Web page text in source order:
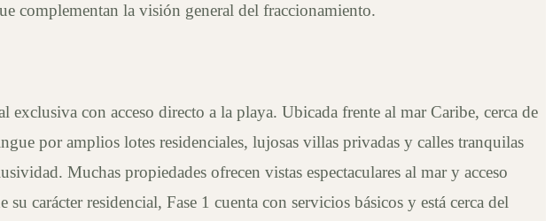
complementan la visión general del fraccionamiento.
con acceso directo a la playa. Ubicada frente al mar Caribe, cerca de
por amplios lotes residenciales, lujosas villas privadas y calles tranquilas
Muchas propiedades ofrecen vistas espectaculares al mar y acceso
carácter residencial, Fase 1 cuenta con servicios básicos y está cerca del